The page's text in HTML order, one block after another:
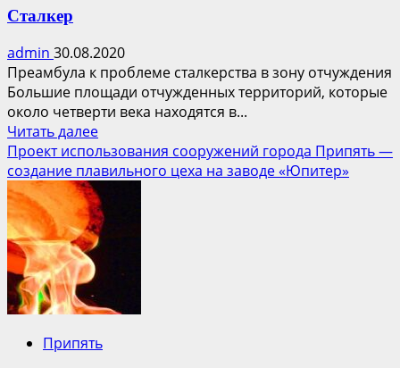
Сталкер
admin 30.08.2020
Преамбула к проблеме сталкерства в зону отчуждения
Большие площади отчужденных территорий, которые
около четверти века находятся в...
Читать далееПрочитать
больше
о
Сталкер
Проект использования сооружений города Припять —
создание плавильного цеха на заводе «Юпитер»
Припять